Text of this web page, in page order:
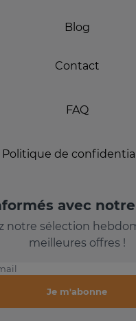
Blog
Contact
FAQ
Politique de
avec
notre sélection
meilleures offres !
Je m'abonne